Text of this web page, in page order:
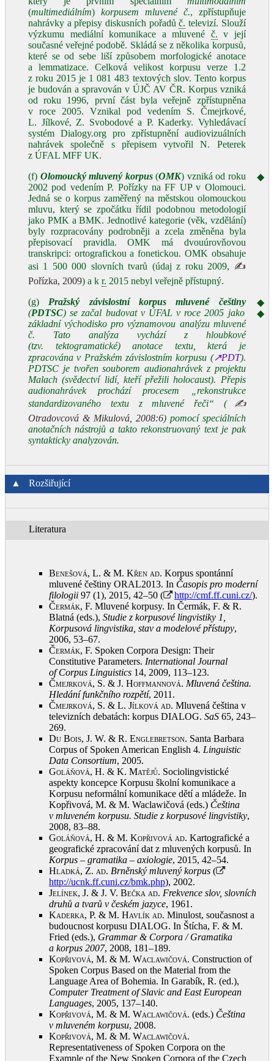
(multimediálním) korpusem mluvené č., zpřístupňuje
nahrávky a přepisy diskusních pořadůč. televizí. Slouží
výzkumu mediální komunikace a mluvené č. v její
současné veřejné podobě. Skládá se z několika korpusů,
které se od sebe liší způsobem morfologické anotace
a lemmatizace. Celková velikost korpusu verze 1.2
z roku 2015 je 1 081 483 textových slov. Tento korpus
je budován a spravován v ÚJČ AV ČR. Korpus vzniká
od roku 1996, první část byla veřejně zpřístupněna
v roce 2005. Vznikal pod vedením S. Čmejrkové,
L. Jílkové, Z. Svobodové a P. Kaderky. Vyhledávací
systém Dialogy.org pro zpřístupnění audiovizuálních
nahrávek společně s přepisem vytvořil N. Peterek
z ÚFAL MFF UK.
(f) Olomoucký mluvený korpus(OMK) vzniká od roku
2002 pod vedením P. Pořízky na FF UP v Olomouci.
Jedná se o korpus zaměřený na městskou olomouckou
mluvu, který se zpočátku řídil podobnou metodologií
jako PMK a BMK. Jednotlivé kategorie (věk, vzdělání)
byly rozpracovány podrobněji a zcela změněna byla
přepisovací pravidla. OMK má dvouúrovňovou
transkripci: ortografickou a fonetickou. OMK obsahuje
asi 1 500 000 slovních tvarů (údaj z roku 2009, ✍
Pořízka, 2009) a k r. 2015 nebyl veřejně přístupný.
(g) Pražský závislostní korpus mluvené češtiny
(PDTSC) se začal budovat v ÚFAL v roce 2005 jako
základní východisko pro významovou analýzu mluvené
č. Tato analýza vychází z hloubkové
(tzv. tektogramatické) anotace textu, která je
zpracována v Pražském závislostním korpusu (↗PDT).
PDTSC je tvořen souborem audionahrávek z projektu
Malach (svědectví lidí, kteří přežili holocaust). Přepis
audionahrávek prochází procesem „rekonstrukce
standardizovaného textu z mluvené řeči“ (✍
Otradovcová & Mikulová, 2008:6) pomocí speciálních
anotačních nástrojů a takto rekonstruovaný text je pak
syntakticky analyzován.
◆
◆
◆
▲ Rozšiřující
Literatura
Benešová, L. & M. Křen ad. Korpus spontánní
mluvené češtiny ORAL2013. In Časopis pro moderní
filologii 97 (1), 2015, 42–50 ( http://cmf.ff.cuni.cz/).
Čermák, F. Mluvené korpusy. In Čermák, F. & R.
Blatná (eds.), Studie z korpusové lingvistiky 1,
Korpusová lingvistika, stav a modelové přístupy,
2006, 53–67.
Čermák, F. Spoken Corpora Design: Their
Constitutive Parameters. International Journal
of Corpus Linguistics 14, 2009, 113–123.
Čmejrková, S. & J. Hoffmannová. Mluvená čeština.
Hledání funkčního rozpětí, 2011 .
Čmejrková, S. & L. Jílková ad. Mluvená čeština v
televizních debatách: korpus DIALOG. SaS 65, 243–
269.
Du Bois, J. W. & R. Englebretson. Santa Barbara
Corpus of Spoken American English 4. Linguistic
Data Consortium, 2005.
Goláňová, H. & K. Matějů. Sociolingvistické
aspekty koncepce Korpusu školní komunikace a
Korpusu neformální komunikace dětí a mládeže. In
Kopřivová, M. & M. Waclawičová (eds.) Čeština
v mluveném korpusu. Studie z korpusové lingvistiky,
2008, 83–88.
Goláňová, H. & M. Kopřivová ad. Kartografické a
geografické zpracování dat z mluvených korpusů. In
Korpus – gramatika – axiologie, 2015, 42–54.
Hladká, Z. ad. Brněnský mluvený korpus (
http://ucnk.ff.cuni.cz/bmk.php), 2002.
Jelínek, J. & J. V. Bečka ad. Frekvence slov, slovních
druhů a tvarů v českém jazyce, 1961 .
Kaderka, P. & M. Havlík ad. Minulost, současnost a
budoucnost korpusu DIALOG. In Štícha, F. & M.
Fried (eds.), Grammar & Corpora / Gramatika
a korpus 2007, 2008, 181–189.
Kopřivová, M. & M. Waclawičová. Construction of
Spoken Corpus Based on the Material from the
Language Area of Bohemia. In Garabík, R. (ed.),
Computer Treatment of Slavic and East European
Languages, 2005, 137–140.
Kopřivová, M. & M. Waclawičová. (eds.) Čeština
v mluveném korpusu, 2008.
Kopřivová, M. & M. Waclawičová.
Representativeness of Spoken Corpora on the
Example of the New Spoken Corpora of the Czech